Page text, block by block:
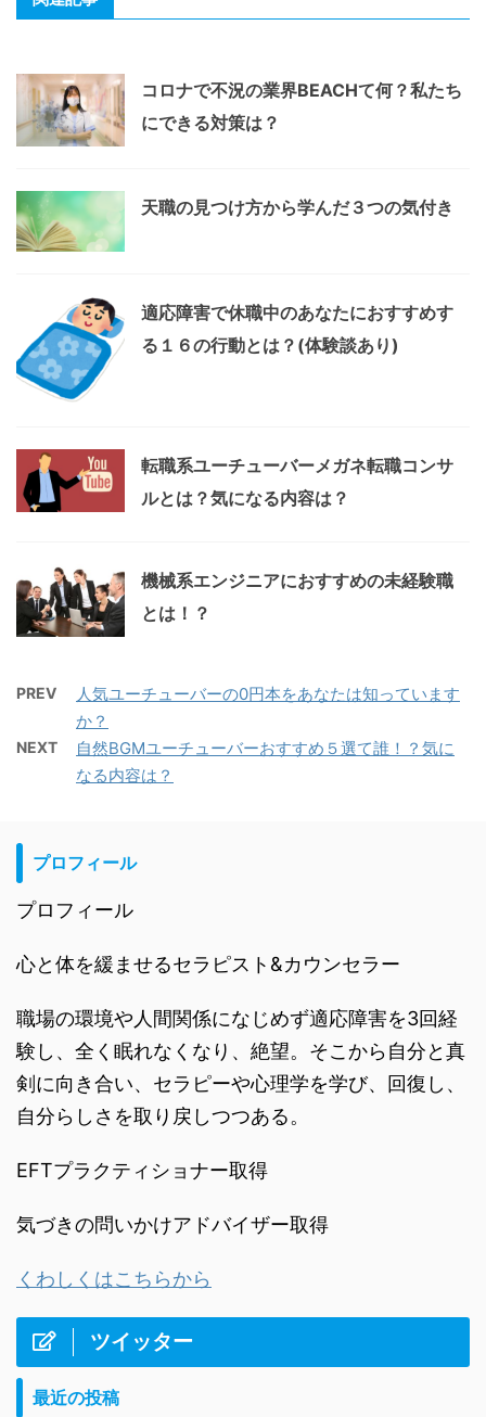
コロナで不況の業界BEACHて何？私たち
にできる対策は？
天職の見つけ方から学んだ３つの気付き
適応障害で休職中のあなたにおすすめす
る１６の行動とは？(体験談あり)
転職系ユーチューバーメガネ転職コンサ
ルとは？気になる内容は？
機械系エンジニアにおすすめの未経験職
とは！？
PREV
人気ユーチューバーの0円本をあなたは知っています
か？
NEXT
自然BGMユーチューバーおすすめ５選て誰！？気に
なる内容は？
プロフィール
プロフィール
心と体を緩ませるセラピスト&カウンセラー
職場の環境や人間関係になじめず適応障害を3回経
験し、全く眠れなくなり、絶望。そこから自分と真
剣に向き合い、セラピーや心理学を学び、回復し、
自分らしさを取り戻しつつある。
EFTプラクティショナー取得
気づきの問いかけアドバイザー取得
くわしくはこちらから
ツイッター
最近の投稿